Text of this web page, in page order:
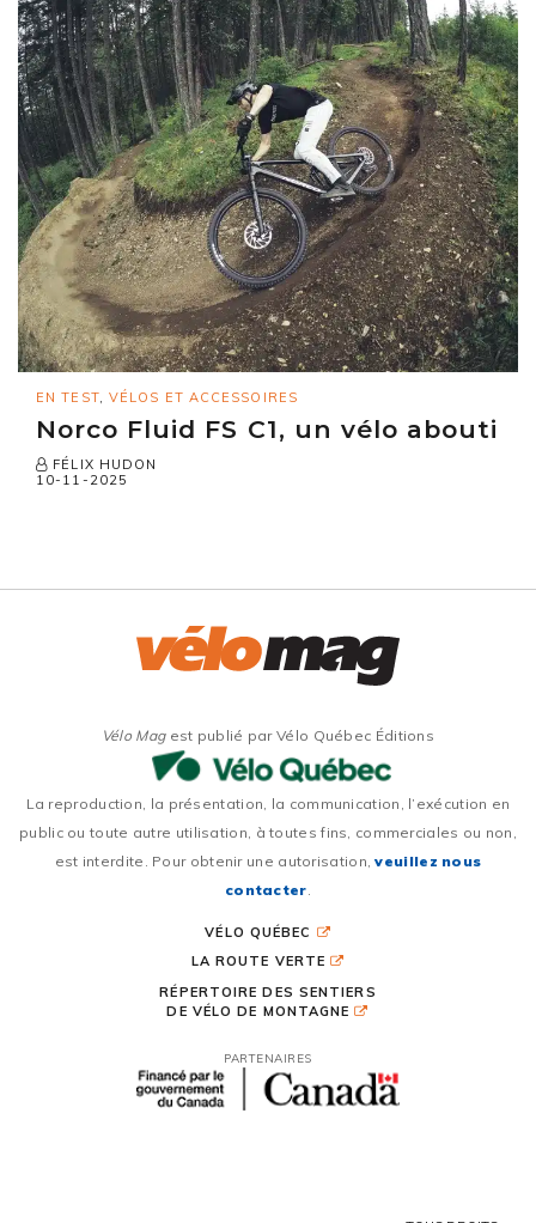
EN TEST, VÉLOS ET ACCESSOIRES
Norco Fluid FS C1, un vélo abouti
FÉLIX HUDON
10-11-2025
Vélo Magest publié par Vélo Québec Éditions
La reproduction, la présentation, la communication, l’exécution en
public ou toute autre utilisation, à toutes fins, commerciales ou non,
est interdite. Pour obtenir une autorisation,veuillez nous
contacter.
VÉLO QUÉBEC
LA ROUTE VERTE
RÉPERTOIRE DES SENTIERS
DE VÉLO DE MONTAGNE
PARTENAIRES